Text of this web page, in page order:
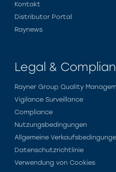
Kontakt
Distributor Portal
Raynews
Legal &
Rayner Group Quality
Vigilance Surveillance
Compliance
Nutzungsbedingungen
Allgemeine
Datenschutzrichtlinie
Verwendung von Cookies